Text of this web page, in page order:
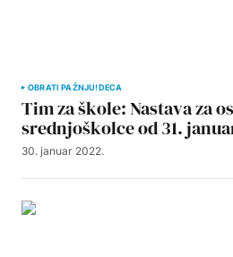
OBRATI PAŽNJU!DECA
Tim za škole: Nastava za
srednjoškolce od 31.
30. januar 2022.